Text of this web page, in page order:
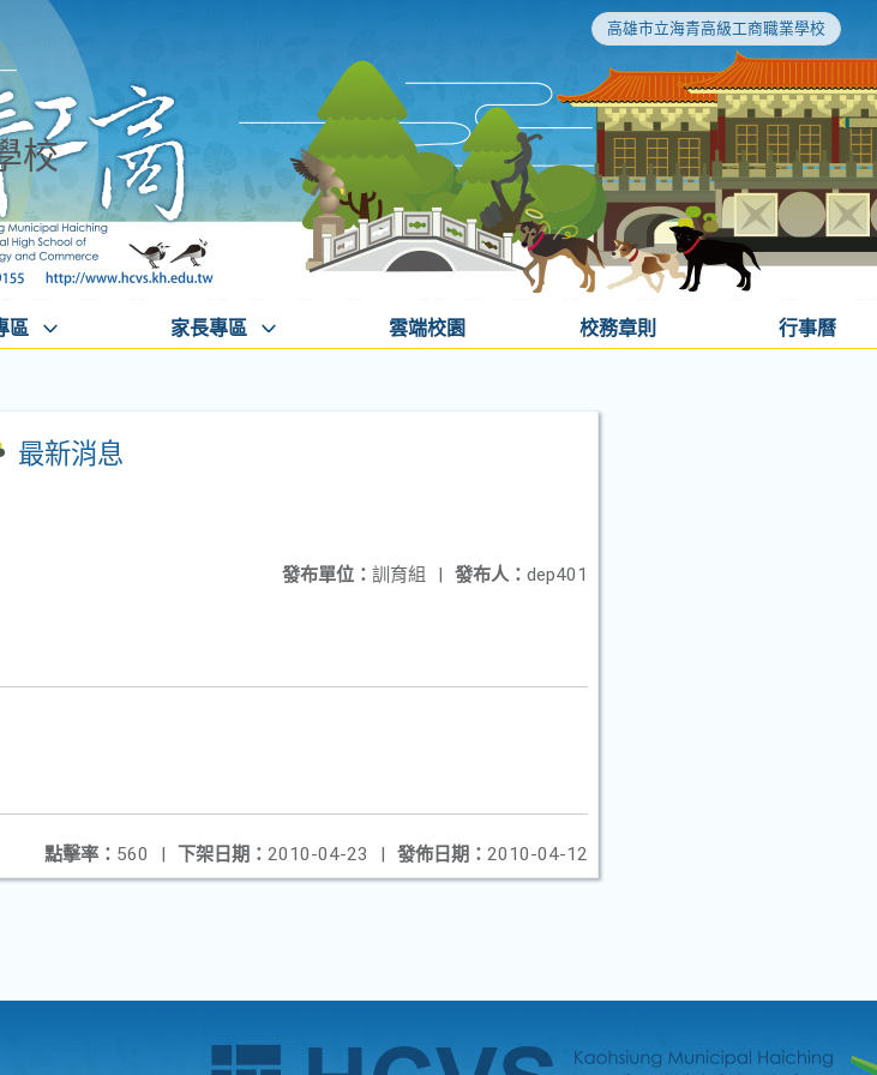
高雄市立海青高級工商職業學校
校
區 家長專區 雲端校園 校務章則 行事曆
最新消息
發布人： dep401
發布單位： 訓育組 |
發佈日期： 2010-04-12
下架日期： 2010-04-23 |
點擊率： 560 |